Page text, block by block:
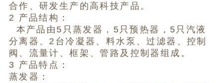
合作、研发生产的高科技产品。
2 产品结构：
本产品由5只蒸发器，5只预热器，5只汽液
分离器、2台冷凝器、料水泵、过滤器、控制
阀、流量计、框架、管路及控制器组成。
3 产品特点：
蒸发器：